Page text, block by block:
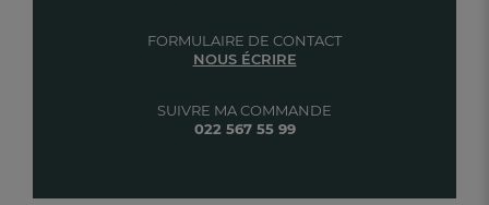
SUIVRE MA COMMANDE
022 567 55 99
FORMULAIRE DE CONTACT
NOUS ÉCRIRE